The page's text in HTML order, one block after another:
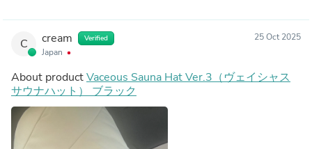
C cream Verified
Japan
25 Oct 2025
About productVaceous Sauna Hat Ver.3（ヴェイシャス
サウナハット） ブラック